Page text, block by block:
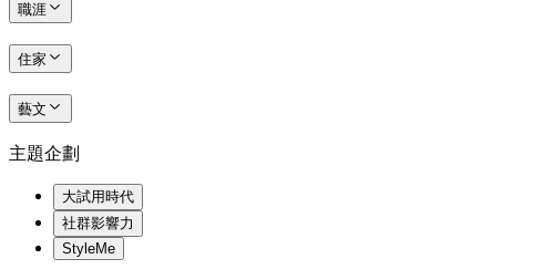
職涯
住家
藝文
主題企劃
大試用時代
社群影響力
StyleMe